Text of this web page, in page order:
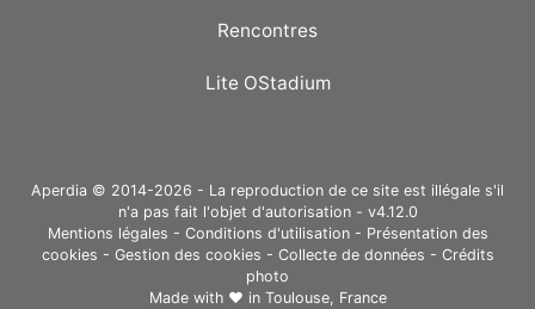
Rencontres
Lite OStadium
Aperdia © 2014-2026 - La reproduction de ce site est illégale s'il
n'a pas fait l'objet d'autorisation - v4.12.0
Mentions légales - Conditions d'utilisation- Présentation des
cookies - Gestion des cookies - Collecte de données - Crédits
photo
Made with ❤ in Toulouse, France